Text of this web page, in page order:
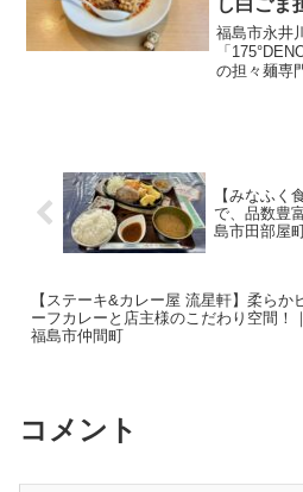
し白ごま
福島市永井
「
の担々麺専
【みなふく
で、品数豊
島市田部屋
【ステーキ&カレー屋 流星軒】柔らか
ーフカレーと店主様のこだわり空間！｜
福島市仲間町
コメント